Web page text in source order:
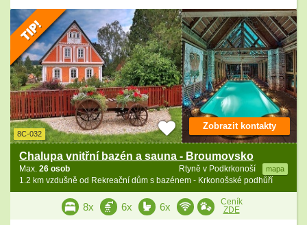
8C-032
Chalupa vnitřní bazén a sauna - Broumovsko
Rtyně v Podkrkonoší mapa
Max. 26 osob
1.2 km vzdušně od Rekreační dům s bazénem - Krkonošské podhůří
Zobrazit kontakty
8x 6x 6x
Ceník
ZDE